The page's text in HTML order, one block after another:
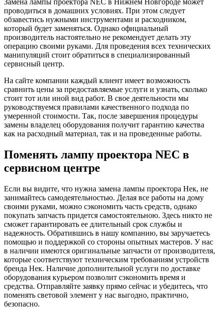
Замена лампы проектора NEC в Нижнем Новгороде может
проводиться в домашних условиях. При этом следует
обзавестись нужными инструментами и расходником,
который будет заменяться. Однако официальный
производитель настоятельно не рекомендует делать эту
операцию своими руками. Для проведения всех технических
манипуляций стоит обратиться в специализированный
сервисный центр.
На сайте компании каждый клиент имеет возможность
сравнить цены за предоставляемые услуги и узнать, сколько
стоит тот или иной вид работ. В свое деятельности мы
руководствуемся правилами качественного подхода по
умеренной стоимости. Так, после завершения процедуры
замены владелец оборудования получит гарантию качества
как на расходный материал, так и на проведенные работы.
Поменять лампу проектора NEC в
сервисном центре
Если вы видите, что нужна замена лампы проектора Нек, не
занимайтесь самодеятельностью. Делая все работы на дому
своими руками, можно сэкономить часть средств, однако
покупать запчасть придется самостоятельною. Здесь никто не
сможет гарантировать ее длительный срок службы и
надежность. Обратившись в нашу компанию, вы заручаетесь
помощью и поддержкой со стороны опытных мастеров. У нас
в наличии имеются оригинальные запчасти от производителя,
которые соответствуют техническим требованиям устройств
бренда Нек. Наличие дополнительной услуги по доставке
оборудования курьером позволит сэкономить время и
средства. Отправляйте заявку прямо сейчас и убедитесь, что
поменять световой элемент у нас выгодно, практично,
безопасно.